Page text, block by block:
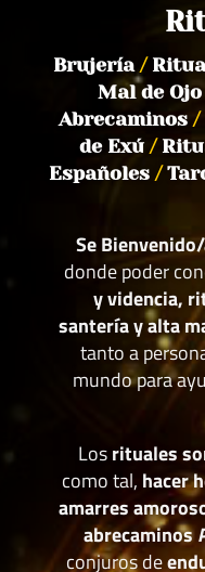
Brujería /
Mal de Ojo
Abrecaminos/
de Exú/
Españoles/
Se
donde poder
y videncia,
santería y alta
tanto a
mundo para
Losrituales
como tal, hacer
amarres
abrecaminos
conjuros de